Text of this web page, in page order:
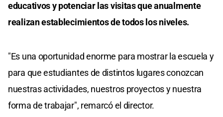
educativos y potenciar las visitas que anualmente
realizan establecimientos de todos los niveles.
"Es una oportunidad enorme para mostrar la escuela y
para que estudiantes de distintos lugares conozcan
nuestras actividades, nuestros proyectos y nuestra
forma de trabajar", remarcó el director.